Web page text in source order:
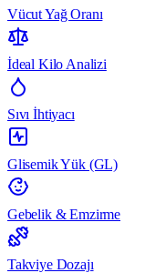
Vücut Yağ Oranı
İdeal Kilo Analizi
Sıvı İhtiyacı
Glisemik Yük (GL)
Gebelik & Emzirme
Takviye Dozajı